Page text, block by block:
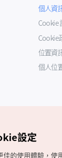
個人資
Cookie
Cookie
位置資
個人位
設定
佳的使用體驗，使